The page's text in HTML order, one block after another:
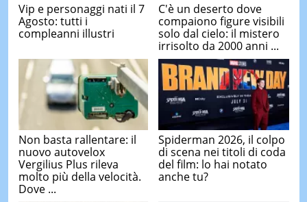
Vip e personaggi nati il 7
Agosto: tutti i
compleanni illustri
C'è un deserto dove
compaiono figure visibili
solo dal cielo: il mistero
irrisolto da 2000 anni ...
Non basta rallentare: il
nuovo autovelox
Vergilius Plus rileva
molto più della velocità.
Dove ...
Spiderman 2026, il colpo
di scena nei titoli di coda
del film: lo hai notato
anche tu?